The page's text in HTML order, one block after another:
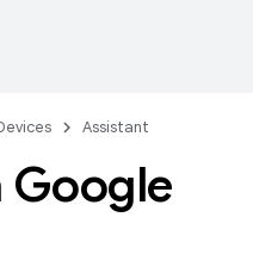
Assistant